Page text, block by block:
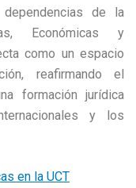
de la
Económicas y
como un espacio
reafirmando el
formación jurídica
y los